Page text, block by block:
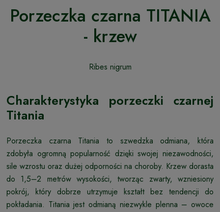
Porzeczka czarna TITANIA
- krzew
Ribes nigrum
Charakterystyka porzeczki czarnej
Titania
Porzeczka czarna Titania to szwedzka odmiana, która
zdobyła ogromną popularność dzięki swojej niezawodności,
sile wzrostu oraz dużej odporności na choroby. Krzew dorasta
do 1,5–2 metrów wysokości, tworząc zwarty, wzniesiony
pokrój, który dobrze utrzymuje kształt bez tendencji do
pokładania. Titania jest odmianą niezwykle plenna – owoce